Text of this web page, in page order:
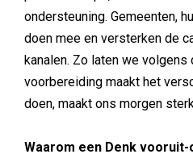
ondersteuning. Gemeenten,
doen mee en versterken de
kanalen. Zo laten we volgens
voorbereiding maakt het
doen, maakt ons morgen
Waarom een Denk vooruit-